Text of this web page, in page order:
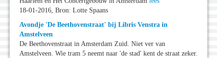
18-01-2016, Bron: Lotte Spaans
Avondje 'De Beethovenstraat' bij Libris Venstra in
Amstelveen
De Beethovenstraat in Amsterdam Zuid. Niet ver van
Amstelveen. Wie tram 5 neemt naar 'de stad' kent de straat zeker.